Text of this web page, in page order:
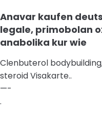
Anavar kaufen
legale, primobolan
anabolika kur wie
Clenbuterol
steroid Visakarte..
—-
.